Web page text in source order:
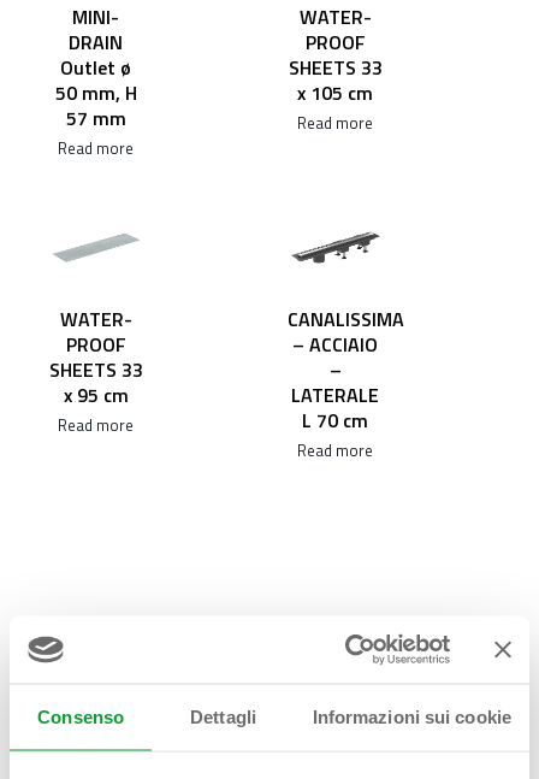
Consenso Dettagli Informazioni sui cookie
MINI-
DRAIN
Outlet ø
50 mm, H
57 mm
Read more
WATER-
PROOF
SHEETS 33
x 105 cm
Read more
WATER-
PROOF
SHEETS 33
x 95 cm
Read more
CANALISSIMA
– ACCIAIO
–
LATERALE
L 70 cm
Read more